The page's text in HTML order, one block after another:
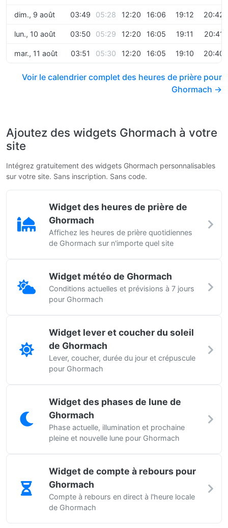
dim., 9 août 03:49 05:28 12:20 16:06 19:12 20:42
lun., 10 août 03:50 05:29 12:20 16:05 19:11 20:41
mar., 11 août 03:51 05:30 12:20 16:05 19:10 20:40
Voir le calendrier complet des heures de prière pour
Ghormach →
Ajoutez des widgets Ghormach à votre
site
Intégrez gratuitement des widgets Ghormach personnalisables
sur votre site. Sans inscription. Sans code.
Widget des heures de prière de
Ghormach
Affichez les heures de prière quotidiennes
de Ghormach sur n'importe quel site
Widget météo de Ghormach
Conditions actuelles et prévisions à 7 jours
pour Ghormach
Widget lever et coucher du soleil
de Ghormach
Lever, coucher, durée du jour et crépuscule
pour Ghormach
Widget des phases de lune de
Ghormach
Phase actuelle, illumination et prochaine
pleine et nouvelle lune pour Ghormach
Widget de compte à rebours pour
Ghormach
Compte à rebours en direct à l'heure locale
de Ghormach